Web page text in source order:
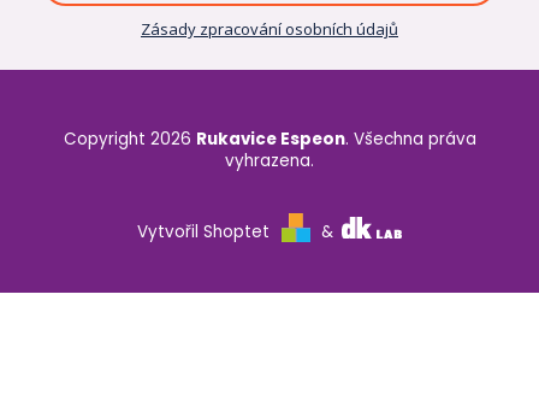
Zásady zpracování osobních údajů
Vytvořil Shoptet &
Copyright 2026 Rukavice Espeon. Všechna práva
vyhrazena.